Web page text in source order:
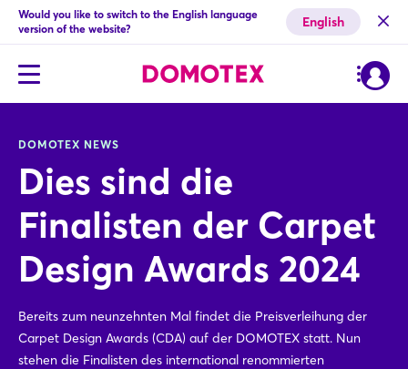
Would you like to switch to the English language
version of the website?
English
DOMOTEX NEWS
Dies sind die
Finalisten der Carpet
Design Awards 2024
Bereits zum neunzehnten Mal findet die Preisverleihung der
Carpet Design Awards (CDA) auf der DOMOTEX statt. Nun
stehen die Finalisten des international renommierten